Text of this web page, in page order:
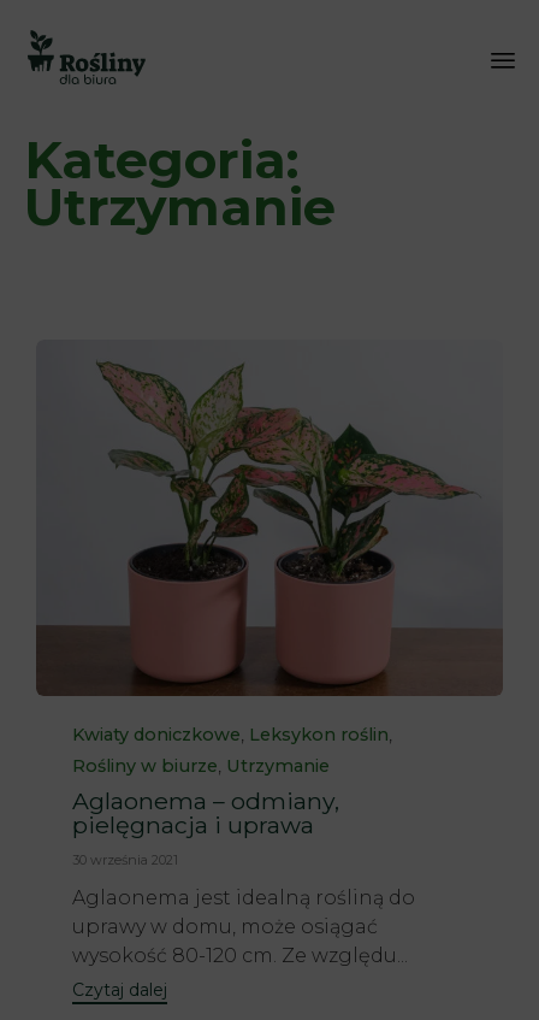
Kategoria:
Utrzymanie
Category
Kwiaty doniczkowe, Leksykon roślin,
Rośliny w biurze, Utrzymanie
Aglaonema – odmiany,
pielęgnacja i uprawa
30 września 2021
Aglaonema jest idealną rośliną do
uprawy w domu, może osiągać
wysokość 80-120 cm. Ze względu...
Czytaj dalej